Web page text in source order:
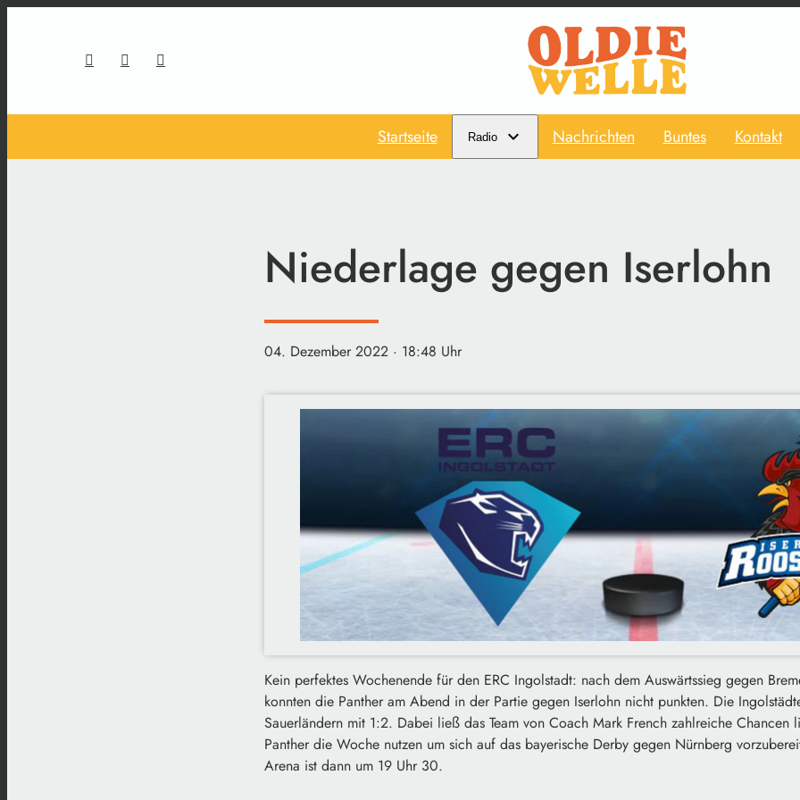
Startseite Radio Nachrichten Buntes Kontakt
Niederlage gegen Iserlohn
04. Dezember 2022 · 18:48 Uhr
Kein perfektes Wochenende für den ERC Ingolstadt: nach dem Auswärtssieg gegen
konnten die Panther am Abend in der Partie gegen Iserlohn nicht punkten. Die
Sauerländern mit 1:2. Dabei ließ das Team von Coach Mark French zahlreiche Chancen
Panther die Woche nutzen um sich auf das bayerische Derby gegen Nürnberg
Arena ist dann um 19 Uhr 30.